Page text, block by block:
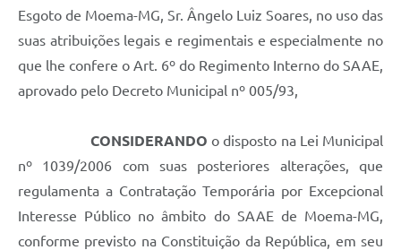
Esgoto de Moema-MG, Sr. Ângelo Luiz Soares, no uso das
suas atribuições legais e regimentais e especialmente no
que lhe confere o Art. 6º do Regimento Interno do SAAE,
aprovado pelo Decreto Municipal nº 005/93,
CONSIDERANDO o disposto na Lei Municipal
nº 1039/2006 com suas posteriores alterações, que
regulamenta a Contratação Temporária por Excepcional
Interesse Público no âmbito do SAAE de Moema-MG,
conforme previsto na Constituição da República, em seu